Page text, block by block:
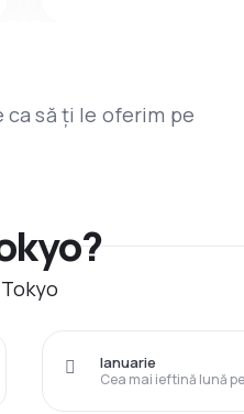
să ți le oferim pe
Cea mai ieftină lună
Ianuarie